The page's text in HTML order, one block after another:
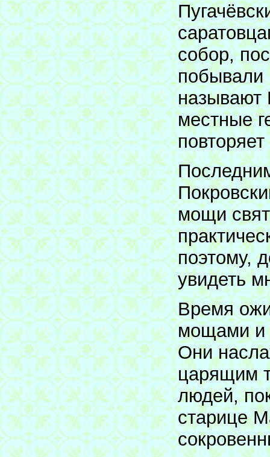
собор,
побывали
называют
местные
мощи
поэтому,
увидеть
Время
мощами и
Они
царящим
людей,
старице